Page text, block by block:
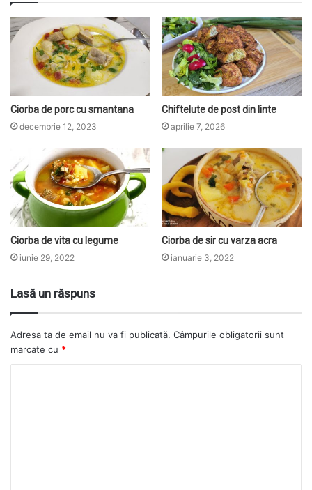
Ciorba de porc cu smantana
decembrie 12, 2023
Chiftelute de post din linte
aprilie 7, 2026
Ciorba de vita cu legume
iunie 29, 2022
Ciorba de sir cu varza acra
ianuarie 3, 2022
Lasă un răspuns
Adresa ta de email nu va fi publicată. Câmpurile obligatorii sunt
marcate cu *